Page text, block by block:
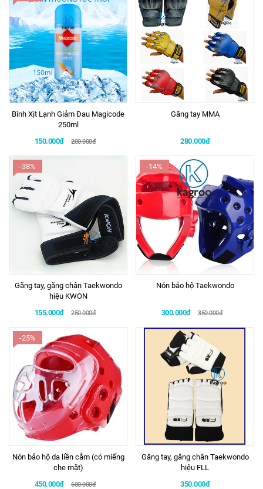
Bình Xịt Lạnh Giảm Đau Magicode
250ml
150.000đ
200.000đ
Găng tay MMA
280.000đ
-38%
Găng tay, găng chân Taekwondo
hiệu KWON
155.000đ
250.000đ
-14%
Nón bảo hộ Taekwondo
300.000đ 350.000đ
-25%
Nón bảo hộ da liền cằm (có miếng
che mặt)
450.000đ
600.000đ
Găng tay, găng chân Taekwondo
hiệu FLL
350.000đ